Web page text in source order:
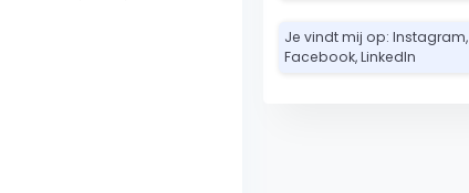
Je vindt mij op: Instagram,
Facebook, LinkedIn